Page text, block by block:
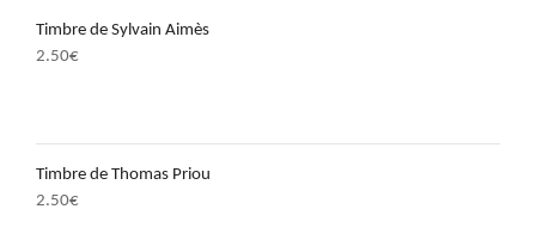
Timbre de Sylvain Aimès
2.50€
Timbre de Thomas Priou
2.50€